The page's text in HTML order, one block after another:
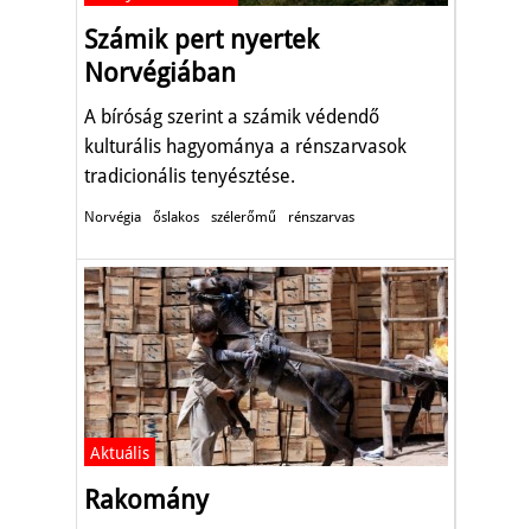
Számik pert nyertek
Norvégiában
A bíróság szerint a számik védendő
kulturális hagyománya a rénszarvasok
tradicionális tenyésztése.
Norvégia őslakos szélerőmű rénszarvas
Aktuális
Rakomány